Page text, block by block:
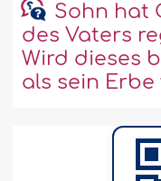
Sohn hat
des Vaters
Wird dieses
als sein